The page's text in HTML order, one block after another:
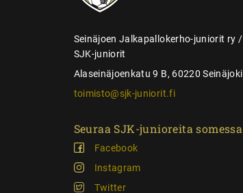
Seinäjoen Jalkapallokerho-juniorit ry /
SJK-juniorit
Alaseinäjoenkatu 9 B, 60220 Seinäjoki
toimisto@sjk-juniorit.fi
Seuraa SJK-junioreita somessa
Facebook
Instagram
Twitter